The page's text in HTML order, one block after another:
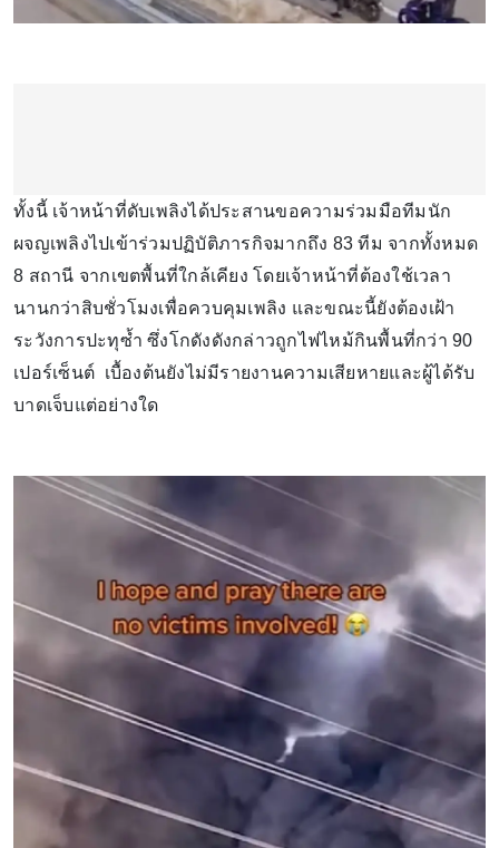
ทั้งนี้ เจ้าหน้าที่ดับเพลิงได้ประสานขอความร่วมมือทีมนัก
ผจญเพลิงไปเข้าร่วมปฏิบัติภารกิจมากถึง 83 ทีม จากทั้งหมด
8 สถานี จากเขตพื้นที่ใกล้เคียง โดยเจ้าหน้าที่ต้องใช้เวลา
นานกว่าสิบชั่วโมงเพื่อควบคุมเพลิง และขณะนี้ยังต้องเฝ้า
ระวังการปะทุซ้ำ ซึ่งโกดังดังกล่าวถูกไฟไหม้กินพื้นที่กว่า 90
เปอร์เซ็นต์ เบื้องต้นยังไม่มีรายงานความเสียหายและผู้ได้รับ
บาดเจ็บแต่อย่างใด